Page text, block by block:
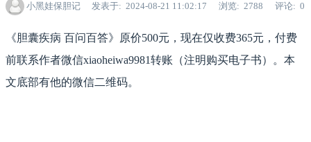
小黑娃保胆记 发表于 2024-08-21 11:02:17 浏览 2788 评论 0
《胆囊疾病 百问百答》 原价500元，现在仅收费365元，付费
前联系作者微信xiaoheiwa9981转账（注明购买电子书）。本
文底部有他的微信二维码。